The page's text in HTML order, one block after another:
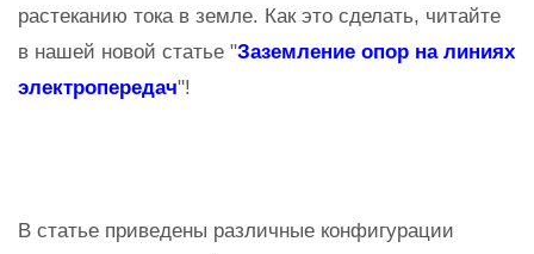
растеканию тока в земле. Как это сделать, читайте
в нашей новой статье "Заземление опор на линиях
электропередач"!
В статье приведены различные конфигурации